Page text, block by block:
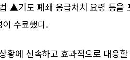
▲기도 폐쇄 응급처치 요령 등을
수료했다.
황에 신속하고 효과적으로 대응